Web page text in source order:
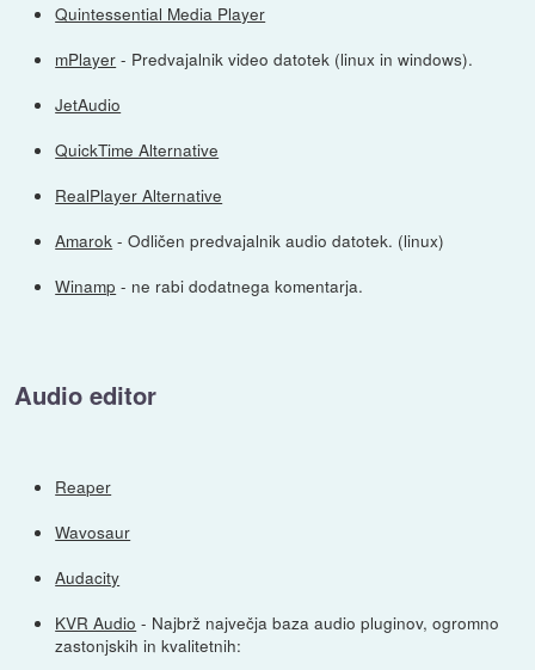
Quintessential Media Player
mPlayer - Predvajalnik video datotek (linux in windows).
JetAudio
QuickTime Alternative
RealPlayer Alternative
Amarok - Odličen predvajalnik audio datotek. (linux)
Winamp - ne rabi dodatnega komentarja.
Audio editor
Reaper
Wavosaur
Audacity
KVR Audio - Najbrž največja baza audio pluginov, ogromno
zastonjskih in kvalitetnih: